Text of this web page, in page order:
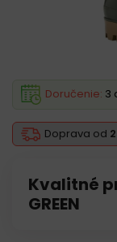
Kvalitné
GREEN
Doprava od
Doručenie: 3